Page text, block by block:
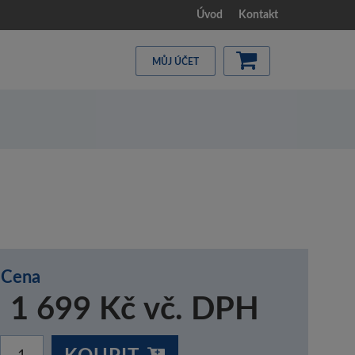
Úvod Kontakt
MŮJ ÚČET
Cena
1 699 Kč vč. DPH